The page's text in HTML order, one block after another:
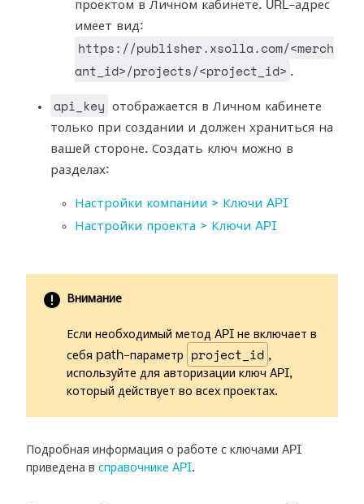
проектом в Личном кабинете. URL-адрес
имеет вид:
https://publisher.xsolla.com/<merch
ant_id>/projects/<project_id> .
api_key
отображается в Личном кабинете
только при создании и должен храниться на
вашей стороне. Создать ключ можно в
разделах:
Настройки компании > Ключи API
Настройки проекта > Ключи API
Внимание
Если необходимый метод API не включает в
себя path-параметр
project_id ,
используйте для авторизации ключ API,
который действует во всех проектах.
Подробная информация о работе с ключами API
приведена в справочнике API.